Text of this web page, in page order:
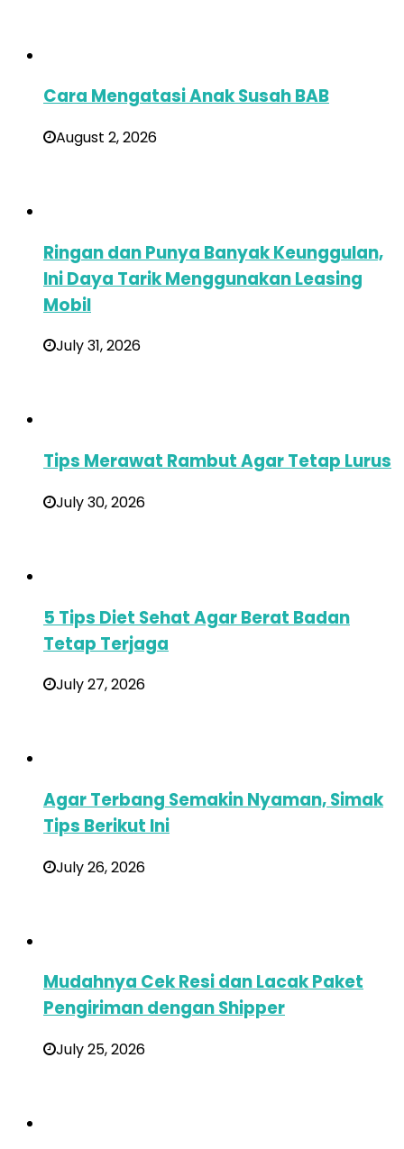
Cara Mengatasi Anak Susah BAB
August 2, 2026
Ringan dan Punya Banyak Keunggulan,
Ini Daya Tarik Menggunakan Leasing
Mobil
July 31, 2026
Tips Merawat Rambut Agar Tetap Lurus
July 30, 2026
5 Tips Diet Sehat Agar Berat Badan
Tetap Terjaga
July 27, 2026
Agar Terbang Semakin Nyaman, Simak
Tips Berikut Ini
July 26, 2026
Mudahnya Cek Resi dan Lacak Paket
Pengiriman dengan Shipper
July 25, 2026